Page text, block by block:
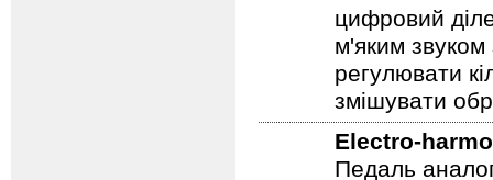
Electro-
Electro-
цифровий
м'яким звуком
регулювати
змішувати